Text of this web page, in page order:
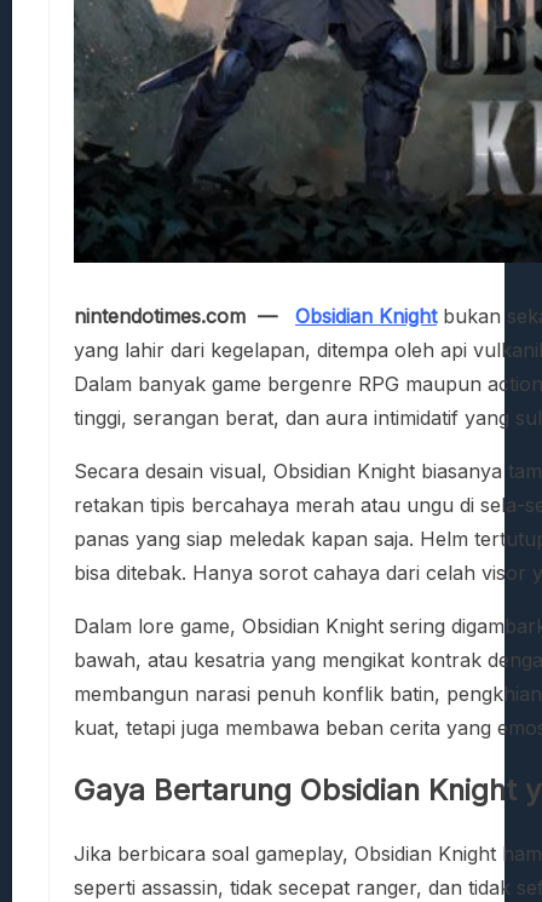
nintendotimes.com — Obsidian Knightbukan
yang lahir dari kegelapan, ditempa oleh api
Dalam banyak game bergenre RPG maupun
tinggi, serangan berat, dan aura intimidatif yang
Secara desain visual, Obsidian Knight biasanya
retakan tipis bercahaya merah atau ungu di sela-
panas yang siap meledak kapan saja. Helm
bisa ditebak. Hanya sorot cahaya dari celah visor
Dalam lore game, Obsidian Knight sering
bawah, atau kesatria yang mengikat kontrak
membangun narasi penuh konflik batin,
kuat, tetapi juga membawa beban cerita yang
Gaya Bertarung Obsidian Knight
Jika berbicara soal gameplay, Obsidian Knight
seperti assassin, tidak secepat ranger, dan tidak